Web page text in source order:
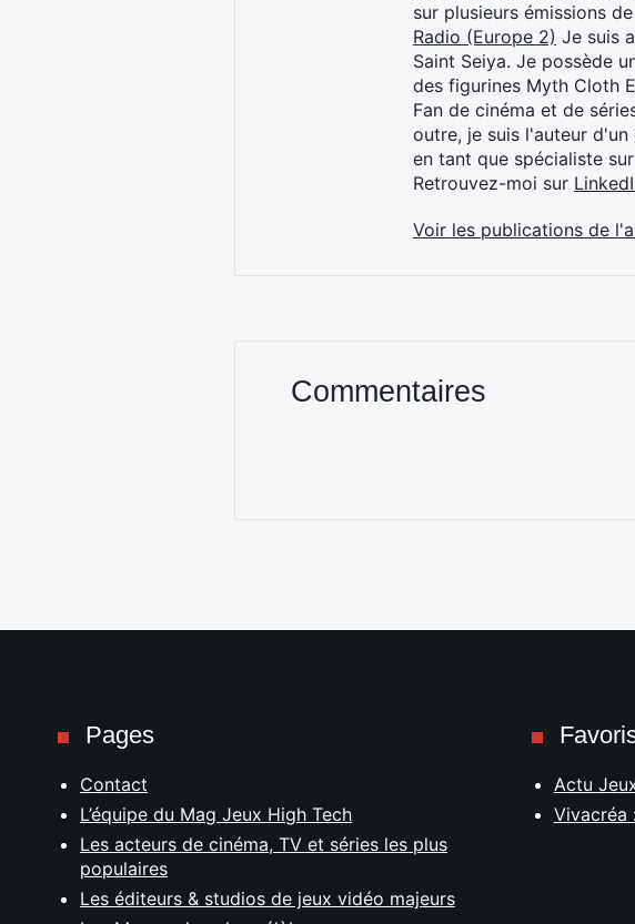
sur plusieurs émissions
Radio (Europe 2) Je suis
Saint Seiya. Je possède
des figurines Myth Cloth
Fan de cinéma et de
outre, je suis l'auteur
en tant que spécialiste
Retrouvez-moi sur
Voir les publications de
Commentaires
Pages
Contact
L’équipe du Mag Jeux High Tech
Les acteurs de cinéma, TV et séries les plus
populaires
Les éditeurs & studios de jeux vidéo majeurs
Actu
Vivacréa